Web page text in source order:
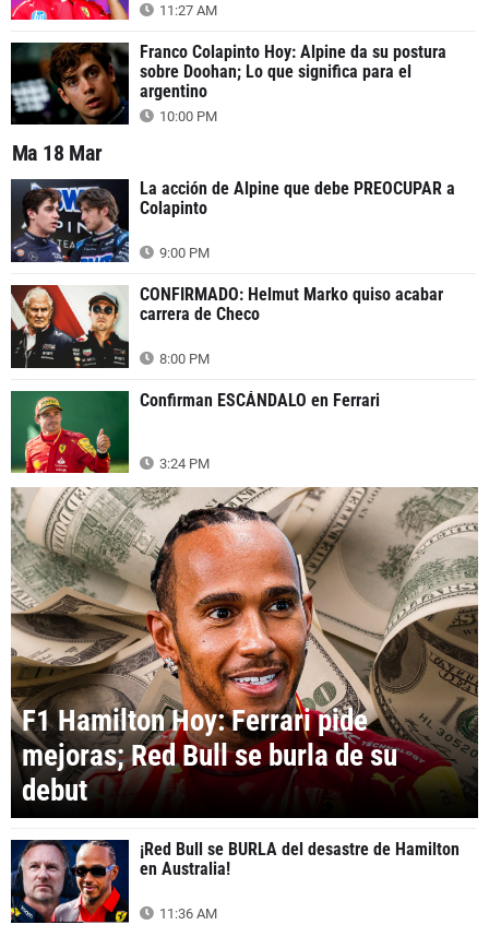
11:27 AM
Franco Colapinto Hoy: Alpine da su postura
sobre Doohan; Lo que significa para el
argentino
10:00 PM
Ma 18 Mar
La acción de Alpine que debe PREOCUPAR a
Colapinto
9:00 PM
CONFIRMADO: Helmut Marko quiso acabar
carrera de Checo
8:00 PM
Confirman ESCÁNDALO en Ferrari
3:24 PM
F1 Hamilton Hoy: Ferrari pide
mejoras; Red Bull se burla de su
debut
¡Red Bull se BURLA del desastre de Hamilton
en Australia!
11:36 AM